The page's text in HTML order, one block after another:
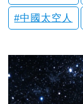
中國太空人